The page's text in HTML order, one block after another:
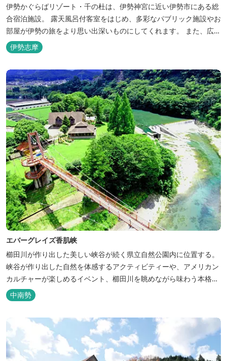
伊勢かぐらばリゾート・千の杜は、伊勢神宮に近い伊勢市にある総
合宿泊施設。 露天風呂付客室をはじめ、多彩なパブリック施設やお
部屋が伊勢の旅をより思い出深いものにしてくれます。 また、広大
な敷地内にはテニスコート、野球場を始めとしたスポーツ施設や、
ウォータースライダーを有する流水プール、お子様が楽しめる児童
遊園など、様々なアウトドア施設がございます。杜の自然を感じな
がら、充実した伊勢の一日を...
伊勢志摩
エバーグレイズ香肌峡
櫛田川が作り出した美しい峡谷が続く県立自然公園内に位置する。
峡谷が作り出した自然を体感するアクティビティーや、アメリカン
カルチャーが楽しめるイベント、櫛田川を眺めながら味わう本格的
なアメリカンＢＢＱを体験することができる。 松阪の観光情報は、
松阪観光インフォメーションサイト ワクワ...
中南勢